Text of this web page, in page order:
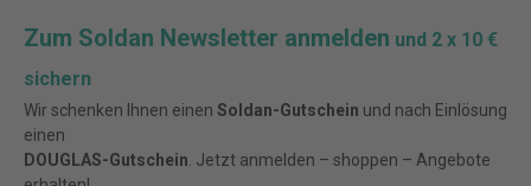
Zum Soldan Newsletter anmelden und 2 x 10 €
sichern
Wir schenken Ihnen einen Soldan-Gutschein und nach Einlösung
einen
DOUGLAS-Gutschein . Jetzt anmelden – shoppen – Angebote